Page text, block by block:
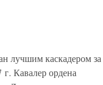
лучшим каскадером за
Кавалер ордена